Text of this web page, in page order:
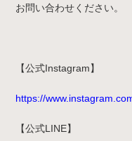
お問い合わせください。
【公式Instagram】
https://
【公式LINE】